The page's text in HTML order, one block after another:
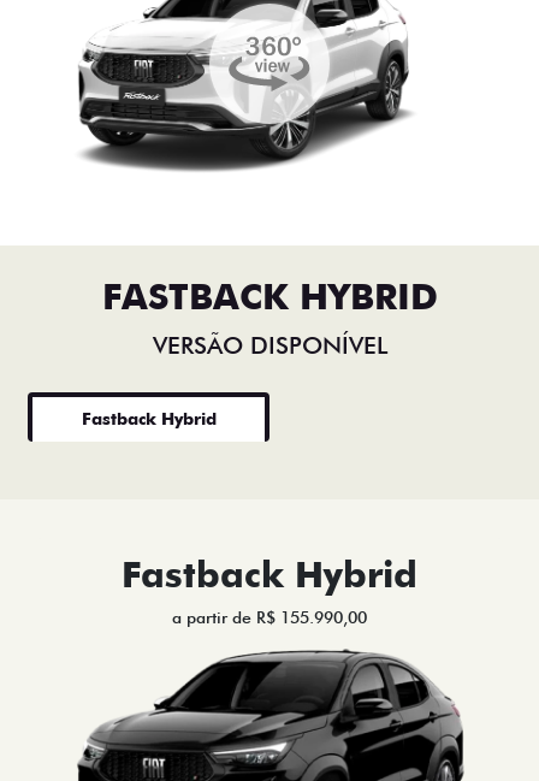
FASTBACK HYBRID
VERSÃO DISPONÍVEL
Fastback Hybrid
Fastback Hybrid
a partir de R$ 155.990,00